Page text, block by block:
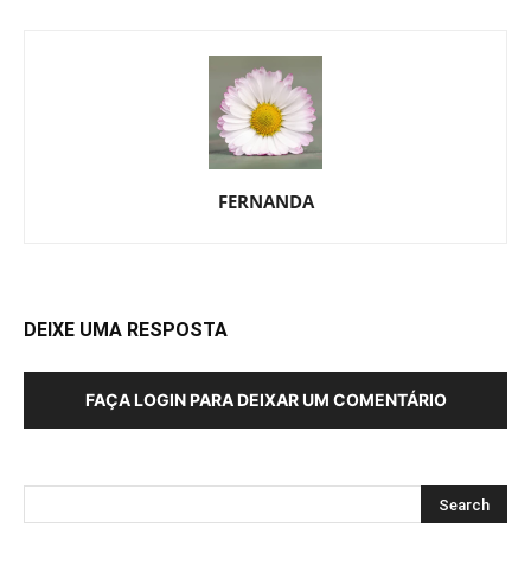
FERNANDA
DEIXE UMA RESPOSTA
FAÇA LOGIN PARA DEIXAR UM COMENTÁRIO